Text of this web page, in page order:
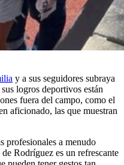
y a sus seguidores subraya
logros deportivos están
fuera del campo, como el
aficionado, las que muestran
profesionales a menudo
Rodríguez es un refrescante